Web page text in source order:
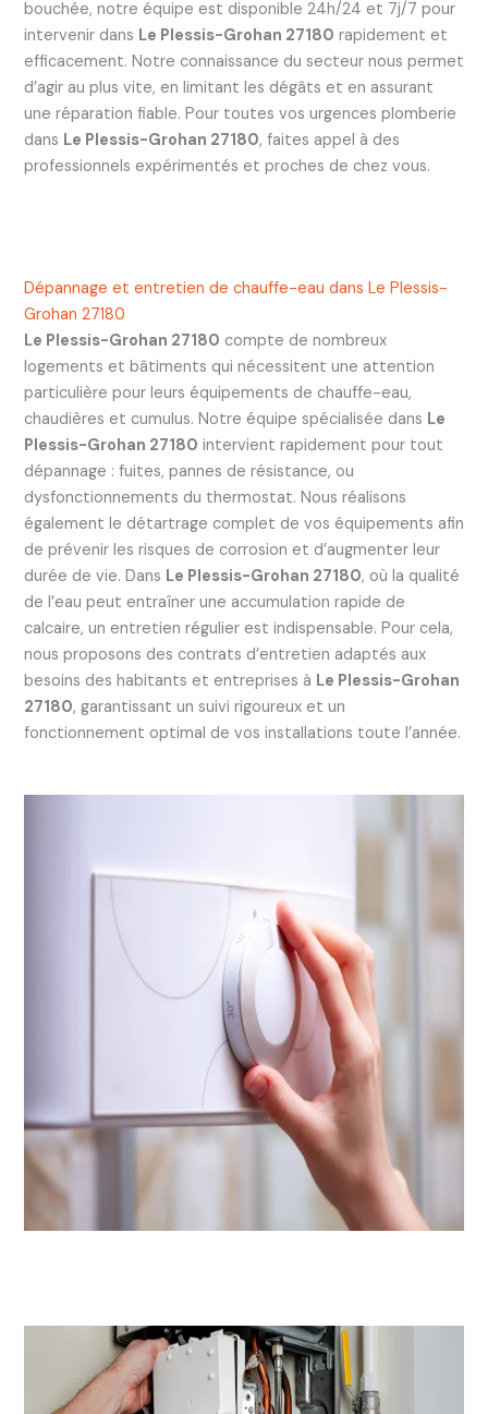
bouchée, notre équipe est disponible 24h/24 et 7j/7 pour
intervenir dans Le Plessis-Grohan 27180 rapidement et
efficacement. Notre connaissance du secteur nous permet
d’agir au plus vite, en limitant les dégâts et en assurant
une réparation fiable. Pour toutes vos urgences plomberie
dans Le Plessis-Grohan 27180, faites appel à des
professionnels expérimentés et proches de chez vous.
Dépannage et entretien de chauffe-eau dans Le Plessis-
Grohan 27180
Le Plessis-Grohan 27180 compte de nombreux
logements et bâtiments qui nécessitent une attention
particulière pour leurs équipements de chauffe-eau,
chaudières et cumulus. Notre équipe spécialisée dans Le
Plessis-Grohan 27180 intervient rapidement pour tout
dépannage : fuites, pannes de résistance, ou
dysfonctionnements du thermostat. Nous réalisons
également le détartrage complet de vos équipements afin
de prévenir les risques de corrosion et d’augmenter leur
durée de vie. Dans Le Plessis-Grohan 27180, où la qualité
de l’eau peut entraîner une accumulation rapide de
calcaire, un entretien régulier est indispensable. Pour cela,
nous proposons des contrats d’entretien adaptés aux
besoins des habitants et entreprises à Le Plessis-Grohan
27180, garantissant un suivi rigoureux et un
fonctionnement optimal de vos installations toute l’année.